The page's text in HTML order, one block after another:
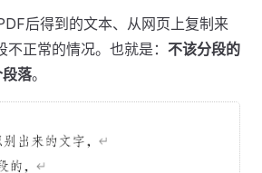
后得到的文本、从网页上复制来
正常的情况。也就是： 不该分段的
落。